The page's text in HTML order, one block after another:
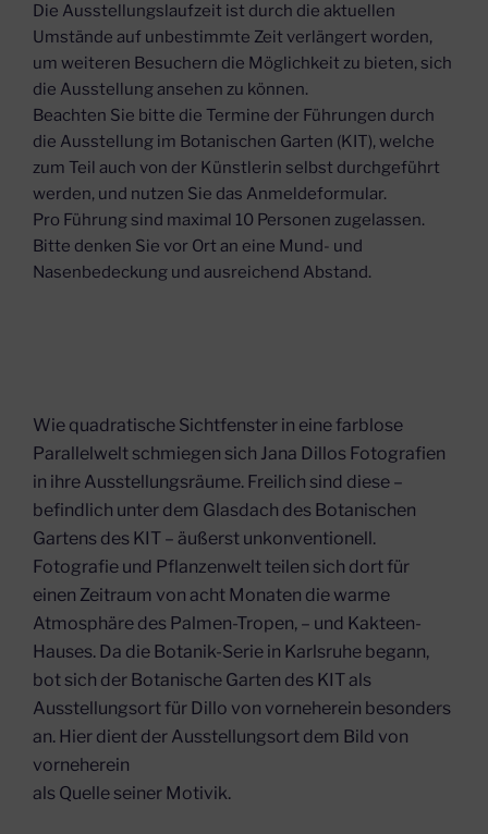
Die Ausstellungslaufzeit ist durch die aktuellen
Umstände auf unbestimmte Zeit verlängert worden,
um weiteren Besuchern die Möglichkeit zu bieten, sich
die Ausstellung ansehen zu können.
Beachten Sie bitte die Termine der Führungen durch
die Ausstellung im Botanischen Garten (KIT), welche
zum Teil auch von der Künstlerin selbst durchgeführt
werden, und nutzen Sie das Anmeldeformular.
Pro Führung sind maximal 10 Personen zugelassen.
Bitte denken Sie vor Ort an eine Mund- und
Nasenbedeckung und ausreichend Abstand.
Wie quadratische Sichtfenster in eine farblose
Parallelwelt schmiegen sich Jana Dillos Fotografien
in ihre Ausstellungsräume. Freilich sind diese –
befindlich unter dem Glasdach des Botanischen
Gartens des KIT – äußerst unkonventionell.
Fotografie und Pflanzenwelt teilen sich dort für
einen Zeitraum von acht Monaten die warme
Atmosphäre des Palmen-Tropen, – und Kakteen-
Hauses. Da die Botanik-Serie in Karlsruhe begann,
bot sich der Botanische Garten des KIT als
Ausstellungsort für Dillo von vorneherein besonders
an. Hier dient der Ausstellungsort dem Bild von
vorneherein
als Quelle seiner Motivik.